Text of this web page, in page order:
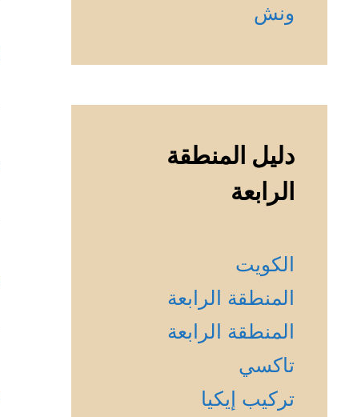
ونش
دليل المنطقة
الرابعة
الكويت
المنطقة الرابعة
المنطقة الرابعة
تاكسي
تركيب إيكيا